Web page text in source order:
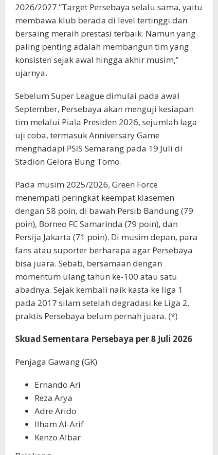
2026/2027.”Target Persebaya selalu sama, yaitu
membawa klub berada di level tertinggi dan
bersaing meraih prestasi terbaik. Namun yang
paling penting adalah membangun tim yang
konsisten sejak awal hingga akhir musim,”
ujarnya.
Sebelum Super League dimulai pada awal
September, Persebaya akan menguji kesiapan
tim melalui Piala Presiden 2026, sejumlah laga
uji coba, termasuk Anniversary Game
menghadapi PSIS Semarang pada 19 Juli di
Stadion Gelora Bung Tomo.
Pada musim 2025/2026, Green Force
menempati peringkat keempat klasemen
dengan 58 poin, di bawah Persib Bandung (79
poin), Borneo FC Samarinda (79 poin), dan
Persija Jakarta (71 poin). Di musim depan, para
fans atau suporter berharapa agar Persebaya
bisa juara. Sebab, bersamaan dengan
momentum ulang tahun ke-100 atau satu
abadnya. Sejak kembali naik kasta ke liga 1
pada 2017 silam setelah degradasi ke Liga 2,
praktis Persebaya belum pernah juara. (*)
Skuad Sementara Persebaya per 8 Juli 2026
Penjaga Gawang (GK)
Ernando Ari
Reza Arya
Adre Arido
Ilham Al-Arif
Kenzo Albar